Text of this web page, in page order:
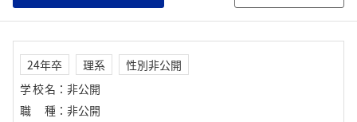
24年卒 理系
性別非公開
学校名 ： 非公開
職種 ： 非公開